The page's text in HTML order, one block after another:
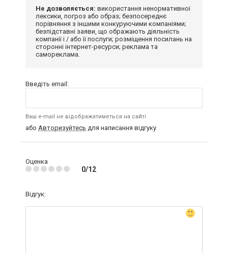
Не дозволяється: використання ненормативної
лексики, погроз або образ; безпосереднє
порівняння з іншими конкуруючими компаніями;
безпідставні заяви, що ображають діяльність
компанії і / або її послуги; розміщення посилань на
сторонні інтернет-ресурси; реклама та
самореклама.
Введіть email:
Ваш e-mail не відображатиметься на сайті
або Авторизуйтесь для написання відгуку
Оценка
0/12
Відгук: